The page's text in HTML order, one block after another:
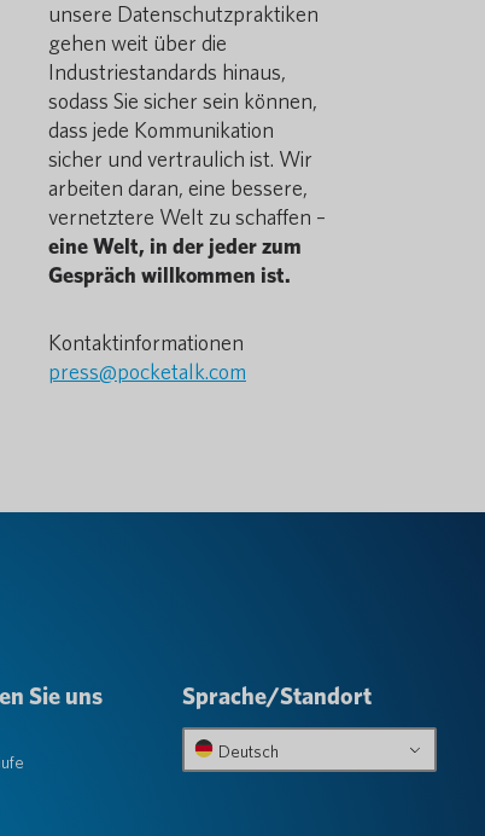
unsere Datenschutzpraktiken
gehen weit über die
Industriestandards hinaus,
sodass Sie sicher sein können,
dass jede Kommunikation
sicher und vertraulich ist. Wir
arbeiten daran, eine bessere,
vernetztere Welt zu schaffen –
eine Welt, in der jeder zum
Gespräch willkommen ist.
Kontaktinformationen
press@pocketalk.com
Sie uns Sprache/Standort
Deutsch